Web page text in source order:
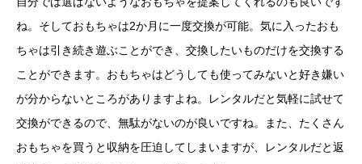
ね。そしておもちゃは2か月に一度交換が可能。気に入ったおも
ちゃは引き続き遊ぶことができ、交換したいものだけを交換する
ことができます。おもちゃはどうしても使ってみないと好き嫌い
が分からないところがありますよね。レンタルだと気軽に試せて
交換ができるので、無駄がないのが良いですね。また、たくさん
おもちゃを買うと収納を圧迫してしまいますが、レンタルだと返